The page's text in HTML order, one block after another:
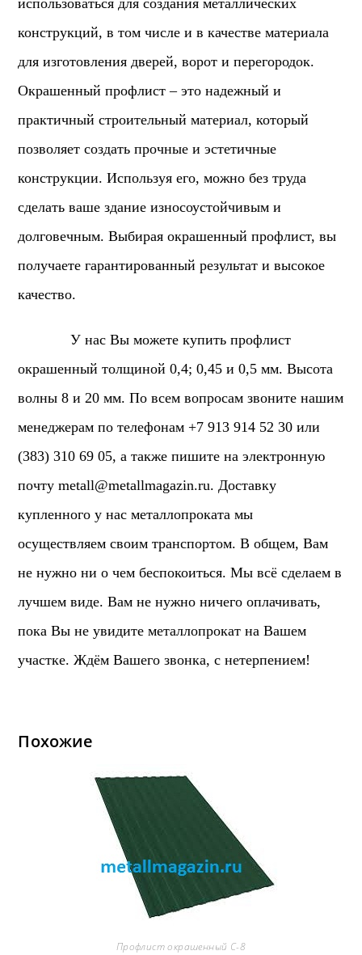
использоваться для создания металлических
конструкций, в том числе и в качестве материала
для изготовления дверей, ворот и перегородок.
Окрашенный профлист – это надежный и
практичный строительный материал, который
позволяет создать прочные и эстетичные
конструкции. Используя его, можно без труда
сделать ваше здание износоустойчивым и
долговечным. Выбирая окрашенный профлист, вы
получаете гарантированный результат и высокое
качество.
У нас Вы можете купить профлист
окрашенный толщиной 0,4; 0,45 и 0,5 мм. Высота
волны 8 и 20 мм. По всем вопросам звоните нашим
менеджерам по телефонам +7 913 914 52 30 или
(383) 310 69 05, а также пишите на электронную
почтуmetall@metallmagazin.ru. Доставку
купленного у нас металлопроката мы
осуществляем своим транспортом. В общем, Вам
не нужно ни о чем беспокоиться. Мы всё сделаем в
лучшем виде. Вам не нужно ничего оплачивать,
пока Вы не увидите металлопрокат на Вашем
участке. Ждём Вашего звонка, с нетерпением!
Похожие
Профлист окрашенный С-8